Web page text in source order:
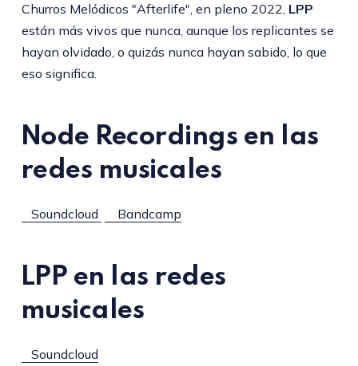
Churros Melódicos "Afterlife", en pleno 2022, LPP
están más vivos que nunca, aunque los replicantes se
hayan olvidado, o quizás nunca hayan sabido, lo que
eso significa.
Node Recordings en las
redes musicales
Soundcloud Bandcamp
LPP en las redes
musicales
Soundcloud